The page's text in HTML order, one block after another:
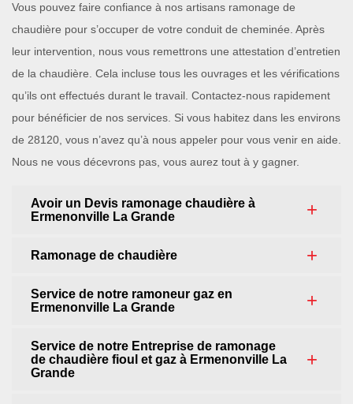
Vous pouvez faire confiance à nos artisans ramonage de
chaudière pour s’occuper de votre conduit de cheminée. Après
leur intervention, nous vous remettrons une attestation d’entretien
de la chaudière. Cela incluse tous les ouvrages et les vérifications
qu’ils ont effectués durant le travail. Contactez-nous rapidement
pour bénéficier de nos services. Si vous habitez dans les environs
de 28120, vous n’avez qu’à nous appeler pour vous venir en aide.
Nous ne vous décevrons pas, vous aurez tout à y gagner.
Avoir un Devis ramonage chaudière à
Ermenonville La Grande
Ramonage de chaudière
Service de notre ramoneur gaz en
Ermenonville La Grande
Service de notre Entreprise de ramonage
de chaudière fioul et gaz à Ermenonville La
Grande